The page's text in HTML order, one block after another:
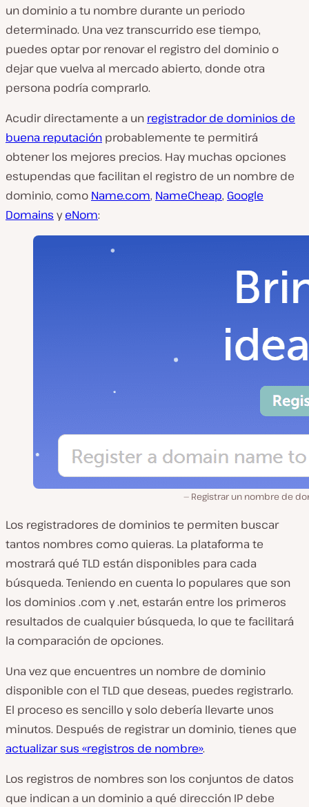
un dominio a tu nombre durante un periodo
determinado. Una vez transcurrido ese tiempo,
puedes optar por renovar el registro del dominio o
dejar que vuelva al mercado abierto, donde otra
persona podría comprarlo.
Acudir directamente a un registrador de dominios de
buena reputación probablemente te permitirá
obtener los mejores precios. Hay muchas opciones
estupendas que facilitan el registro de un nombre de
dominio, como Name.com, NameCheap, Google
Domains yeNom:
Registrar un nombre de
Los registradores de dominios te permiten buscar
tantos nombres como quieras. La plataforma te
mostrará qué TLD están disponibles para cada
búsqueda. Teniendo en cuenta lo populares que son
los dominios .com y .net, estarán entre los primeros
resultados de cualquier búsqueda, lo que te facilitará
la comparación de opciones.
Una vez que encuentres un nombre de dominio
disponible con el TLD que deseas, puedes registrarlo.
El proceso es sencillo y solo debería llevarte unos
minutos. Después de registrar un dominio, tienes que
actualizar sus «registros de nombre».
Los registros de nombres son los conjuntos de datos
que indican a un dominio a qué dirección IP debe